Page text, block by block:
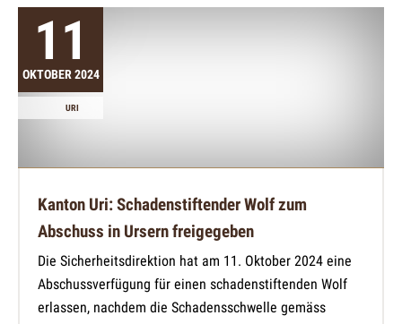
11
OKTOBER 2024
URI
Kanton Uri: Schadenstiftender Wolf zum
Abschuss in Ursern freigegeben
Die Sicherheitsdirektion hat am 11. Oktober 2024 eine
Abschussverfügung für einen schadenstiftenden Wolf
erlassen, nachdem die Schadensschwelle gemäss